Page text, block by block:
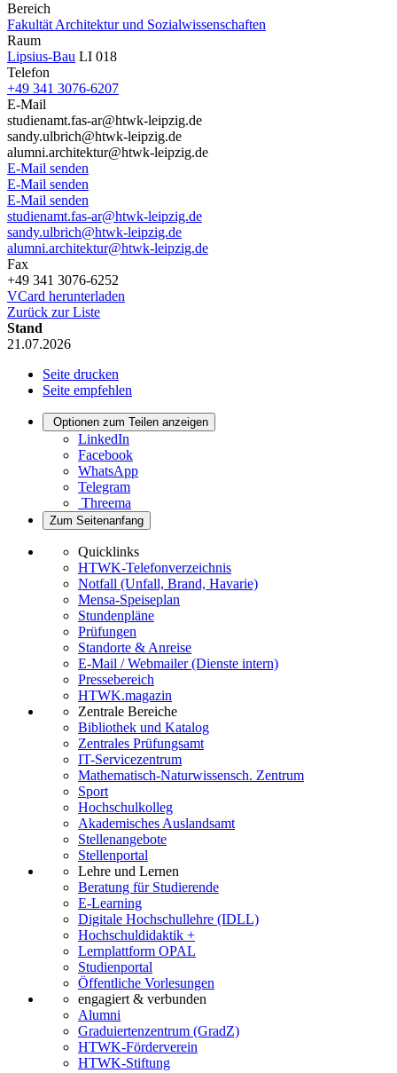
Bereich
Fakultät Architektur und Sozialwissenschaften
Raum
Lipsius-Bau LI 018
Telefon
+49 341 3076-6207
E-Mail
studienamt.fas-ar@htwk-leipzig.de
sandy.ulbrich@htwk-leipzig.de
alumni.architektur@htwk-leipzig.de
E-Mail senden
E-Mail senden
E-Mail senden
studienamt.fas-ar@htwk-leipzig.de
sandy.ulbrich@htwk-leipzig.de
alumni.architektur@htwk-leipzig.de
Fax
+49 341 3076-6252
VCard herunterladen
Zurück zur Liste
Stand
21.07.2026
Seite drucken
Seite empfehlen
Optionen zum Teilen anzeigen
LinkedIn
Facebook
WhatsApp
Telegram
Threema
Zum Seitenanfang
Quicklinks
HTWK-Telefonverzeichnis
Notfall (Unfall, Brand, Havarie)
Mensa-Speiseplan
Stundenpläne
Prüfungen
Standorte & Anreise
E-Mail / Webmailer (Dienste intern)
Pressebereich
HTWK.magazin
Zentrale Bereiche
Bibliothek und Katalog
Zentrales Prüfungsamt
IT-Servicezentrum
Mathematisch-Naturwissensch. Zentrum
Sport
Hochschulkolleg
Akademisches Auslandsamt
Stellenangebote
Stellenportal
Lehre und Lernen
Beratung für Studierende
E-Learning
Digitale Hochschullehre (IDLL)
Hochschuldidaktik +
Lernplattform OPAL
Studienportal
Öffentliche Vorlesungen
engagiert & verbunden
Alumni
Graduiertenzentrum (GradZ)
HTWK-Förderverein
HTWK-Stiftung